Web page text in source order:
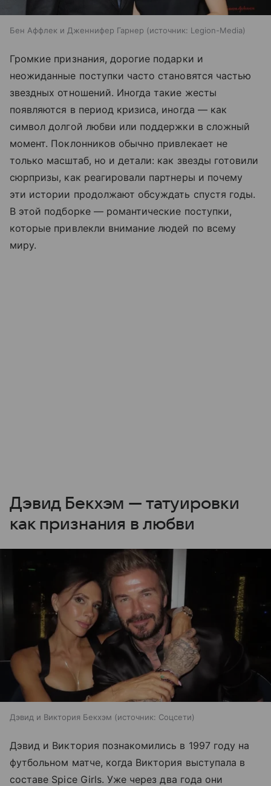
Бен Аффлек и Дженнифер Гарнер источник: Legion-Media
Громкие признания, дорогие подарки и
неожиданные поступки часто становятся частью
звездных отношений. Иногда такие жесты
появляются в период кризиса, иногда — как
символ долгой любви или поддержки в сложный
момент. Поклонников обычно привлекает не
только масштаб, но и детали: как звезды готовили
сюрпризы, как реагировали партнеры и почему
эти истории продолжают обсуждать спустя годы.
В этой подборке — романтические поступки,
которые привлекли внимание людей по всему
миру.
Дэвид Бекхэм — татуировки
как признания в любви
Дэвид и Виктория Бекхэм источник: Соцсети
Дэвид и Виктория познакомились в 1997 году на
футбольном матче, когда Виктория выступала в
составе Spice Girls. Уже через два года они